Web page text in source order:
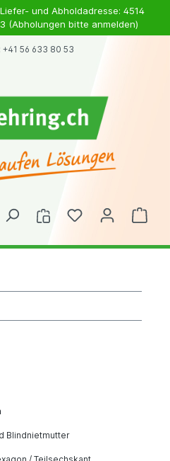
und Abholdadresse: 4514
(Abholungen bitte anmelden)
56 633 80 53
Blindnietmutter